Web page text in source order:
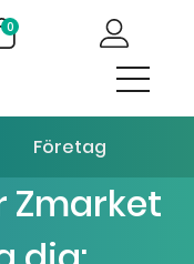
0
Företag
Zmarket